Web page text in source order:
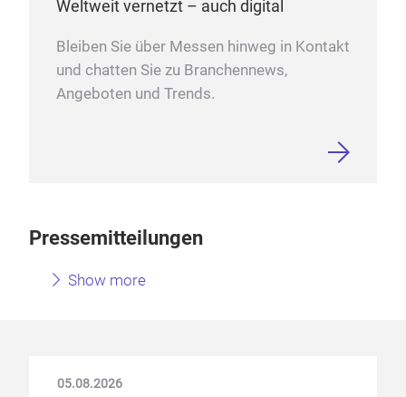
Weltweit vernetzt – auch digital
Bleiben Sie über Messen hinweg in Kontakt
und chatten Sie zu Branchennews,
Angeboten und Trends.
Pressemitteilungen
Show more
05.08.2026